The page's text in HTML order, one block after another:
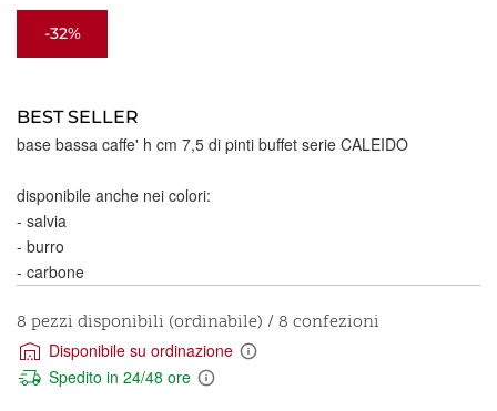
-32%
BEST SELLER
base bassa caffe' h cm 7,5 di pinti buffet serie CALEIDO
disponibile anche nei colori:
- salvia
- burro
- carbone
8 pezzi disponibili (ordinabile) / 8 confezioni
Disponibile su ordinazione
Spedito in 24/48 ore